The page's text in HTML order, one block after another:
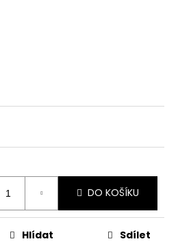
DO KOŠÍKU
Hlídat Sdílet